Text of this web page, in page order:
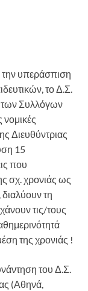
την υπεράσπιση
το Δ.Σ.
των Συλλόγων
νομικές
Διευθύντριας
15
που
σχ. χρονιάς ως
τη
τις/τους
της χρονιάς !
του Δ.Σ.
(Αθηνά,